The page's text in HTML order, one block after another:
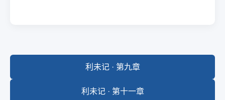
利未记 · 第九章
利未记 · 第十一章